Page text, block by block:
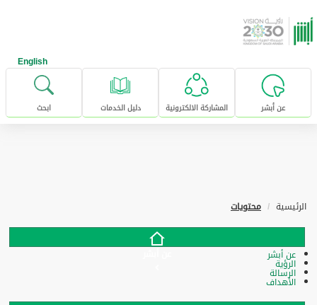
تخطى للإنتقال إلى المحتوى الرئيسي
English
عن أبشر المشاركة الالكترونية دليل الخدمات ابحث
الرئيسية محتويات
عن أبشر
الرؤية
الرسالة
الأهداف